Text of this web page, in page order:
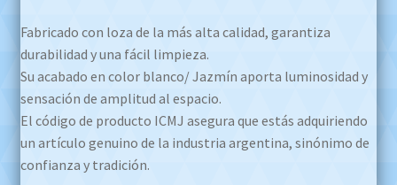
Fabricado con loza de la más alta calidad, garantiza
durabilidad y una fácil limpieza.
Su acabado en color blanco/ Jazmín aporta luminosidad y
sensación de amplitud al espacio.
El código de producto ICMJ asegura que estás adquiriendo
un artículo genuino de la industria argentina, sinónimo de
confianza y tradición.